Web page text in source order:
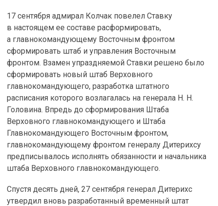
17 сентября адмирал Колчак повелел Ставку
в настоящем ее составе расформировать,
а главнокомандующему Восточным фронтом
сформировать штаб и управления Восточным
фронтом. Взамен упраздняемой Ставки решено было
сформировать новый штаб Верховного
главнокомандующего, разработка штатного
расписания которого возлагалась на генерала Н. Н.
Головина. Впредь до сформирования Штаба
Верховного главнокомандующего и Штаба
Главнокомандующего Восточным фронтом,
главнокомандующему фронтом генералу Дитерихсу
предписывалось исполнять обязанности и начальника
штаба Верховного главнокомандующего.
Спустя десять дней, 27 сентября генерал Дитерихс
утвердил вновь разработанный временный штат